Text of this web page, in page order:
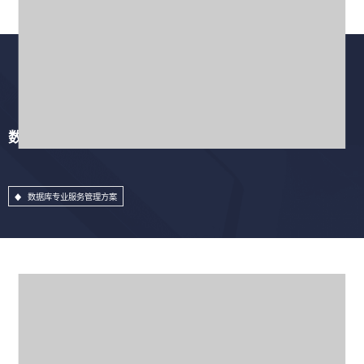
数据库专业服务管理方案
数据库专业服务管理方案